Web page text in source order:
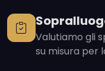
Valutiamo gli
su misura per